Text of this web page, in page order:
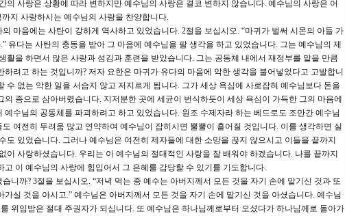
의 사랑은 상황에 따라 변하지만 예수님의 사랑은 결코 변하지 않습니다. 예수님의 사랑은 어
지 사랑하시는 예수님의 사랑을 찬양합니다.
마음에는 사탄이 강하게 역사하고 있었습니다. 2절을 보십시오. “마귀가 벌써 시몬의 아들 가
유다는 사탄의 충동을 받아 그 마음에 예수님을 팔 생각을 하고 있었습니다. 그는 예수님의 제
활을 하면서 많은 사랑과 섬김과 훈련을 받았습니다. 그는 공동체 내에서 재정부를 맡을 만큼
려고 하는 것입니까? 저자 요한은 마귀가 유다의 마음에 악한 생각을 불어넣었다고 고발합니
수 없는 악한 일을 서슴지 않고 저지르게 됩니다. 그가 세상 욕심에 사로잡혀 예수님보다 돈을
종으로 삼아버렸습니다. 지저분한 곳에 세균이 번식하듯이 세상 욕심이 가득한 그의 마음에
수님의 공동체를 파괴하려고 하고 있었습니다. 원조 수제자라 하는 베드로도 조만간 예수님
여전히 두려움 많고 연약하여 예수님이 잡히시면 뿔뿔이 흩어질 것입니다. 이를 생각하면 실
도 있었습니다. 그러나 예수님은 여전히 제자들에 대한 소망을 끊지 않으시고 이들을 끝까지
사랑하셨습니다. 우리는 이 예수님의 절대적인 사랑을 잘 배워야 하겠습니다. 나를 끝까지
이 예수님의 사랑에 힘입어서 그 은혜를 감당할 수 있기를 기도합니다.
니까? 3절을 보십시오. “저녁 먹는 중 예수는 아버지께서 모든 것을 자기 손에 맡기신 것과 또
실 것을 아시고.” 예수님은 아버지께서 모든 것을 자기 손에 맡기신 것을 아셨습니다. 예수님
위임받은 절대 주권자가 되십니다. 또 예수님은 하나님께로부터 오셨다가 하나님께로 돌아가